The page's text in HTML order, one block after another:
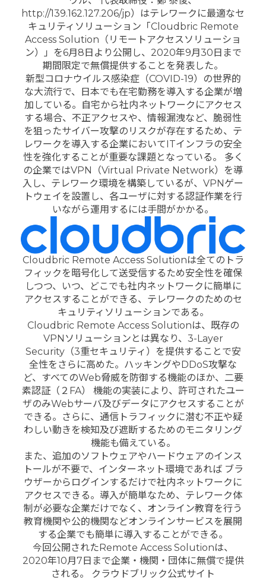
http://139.162.127.206/jp）はテレワークに最適なセ
キュリティソリューション「Cloudbric Remote
Access Solution（リモートアクセスソリューショ
ン）」を6月8日より公開し、2020年9月30日まで
期間限定で無償提供することを発表した。
新型コロナウイルス感染症（COVID-19）の世界的
な大流行で、日本でも在宅勤務を導入する企業が増
加している。自宅から社内ネットワークにアクセス
する場合、不正アクセスや、情報漏洩など、脆弱性
を狙ったサイバー攻撃のリスクが存在するため、テ
レワークを導入する企業においてITインフラの安全
性を強化することが重要な課題となっている。 多く
の企業ではVPN（Virtual Private Network）を導
入し、テレワーク環境を構築しているが、VPNゲー
トウェイを設置し、各ユーザに対する認証作業を行
いながら運用するには手間がかかる。
Cloudbric Remote Access Solutionは全てのトラ
フィックを暗号化して送受信するため安全性を確保
しつつ、いつ、どこでも社内ネットワークに簡単に
アクセスすることができる、テレワークのためのセ
キュリティソリューションである。
Cloudbric Remote Access Solutionは、既存の
VPNソリューションとは異なり、3-Layer
Security（3重セキュリティ）を提供することで安
全性をさらに高めた。ハッキングやDDoS攻撃な
ど、すべてのWeb脅威を防御する機能のほか、二要
素認証（２FA） 機能の実装により、許可されたユー
ザのみWebサーバ及びデータにアクセスすることが
できる。さらに、通信トラフィックに潜む不正や疑
わしい動きを検知及び遮断するためのモニタリング
機能も備えている。
また、追加のソフトウェアやハードウェアのインス
トールが不要で、インターネット環境であれば ブラ
ウザーからログインするだけで社内ネットワークに
アクセスできる。導入が簡単なため、テレワーク体
制が必要な企業だけでなく、オンライン教育を行う
教育機関や公的機関などオンラインサービスを展開
する企業でも簡単に導入することができる。
今回公開されたRemote Access Solutionは、
2020年10月7日まで企業・機関・団体に無償で提供
される。 クラウドブリック公式サイト